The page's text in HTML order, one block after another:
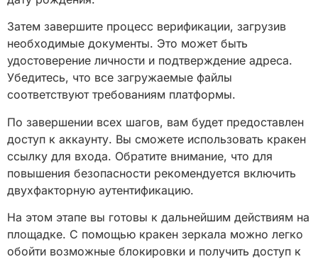
Затем завершите процесс верификации, загрузив
необходимые документы. Это может быть
удостоверение личности и подтверждение адреса.
Убедитесь, что все загружаемые файлы
соответствуют требованиям платформы.
По завершении всех шагов, вам будет предоставлен
доступ к аккаунту. Вы сможете использовать кракен
ссылку для входа. Обратите внимание, что для
повышения безопасности рекомендуется включить
двухфакторную аутентификацию.
На этом этапе вы готовы к дальнейшим действиям на
площадке. С помощью кракен зеркала можно легко
обойти возможные блокировки и получить доступ к